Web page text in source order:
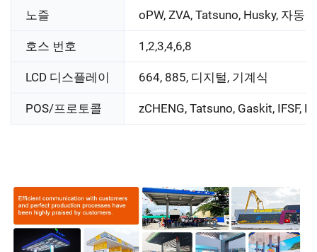
노즐 oPW, ZVA, Tatsuno, Husky, 자동
호스 번호 1,2,3,4,6,8
LCD 디스플레이 664, 885, 디지털, 기계식
POS/프로토콜 zCHENG, Tatsuno, Gaskit, IFSF,